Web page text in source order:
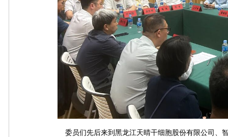
委员们先后来到黑龙江天晴干细胞股份有限公司、